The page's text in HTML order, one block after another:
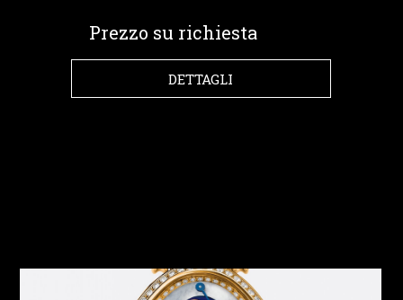
Prezzo su richiesta
DETTAGLI